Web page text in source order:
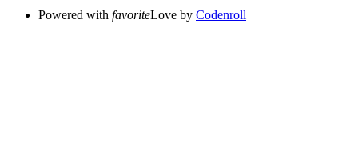
Powered with favoriteLove by Codenroll